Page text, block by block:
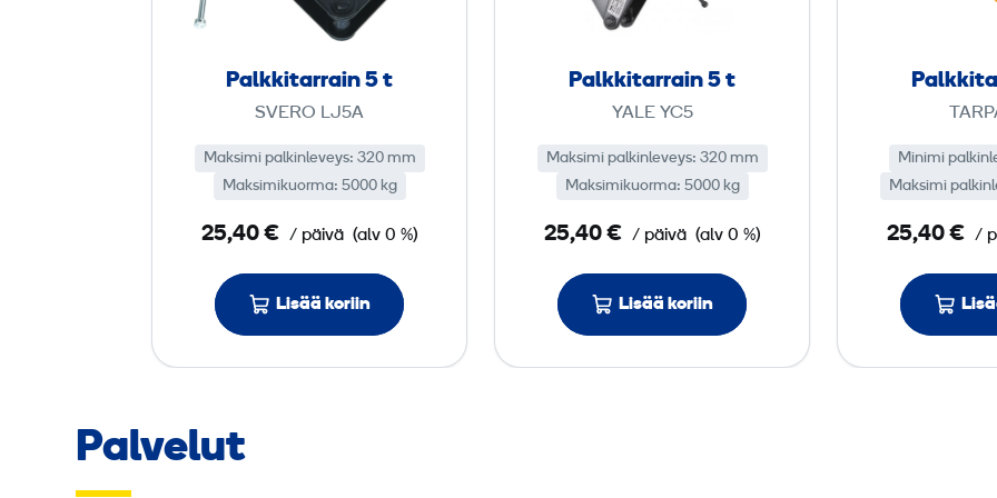
k
r
a
n
5
t
Palkkitarrain 5 t
SVERO LJ5A
Maksimi palkinleveys: 320 mm
Maksimikuorma: 5000 kg
25,40 € / päivä (alv 0 %)
Lisää koriin
r
a
n
5
t
Palkkitarrain 5 t
YALE YC5
Maksimi palkinleveys: 320 mm
Maksimikuorma: 5000 kg
25,40 € / päivä (alv 0 %)
Lisää koriin
Minimi
Maksimi
25,40 € /
Palvelut